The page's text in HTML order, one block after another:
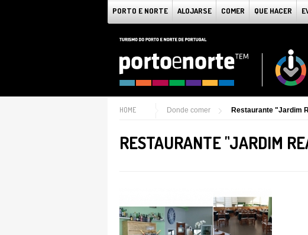
PORTO E NORTE ALOJARSE COMER QUE HACER
HOME Donde comer Restaurante "Jardim
RESTAURANTE "JARDIM